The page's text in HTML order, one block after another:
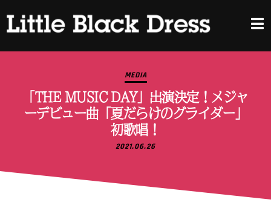
MEDIA
「THE MUSIC DAY」出演決定！メジャ
ーデビュー曲「夏だらけのグライダー」
初歌唱！
2021.06.26